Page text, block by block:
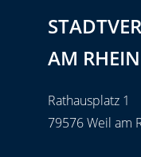
AM RHEIN
Rathausplatz 1
79576 Weil am